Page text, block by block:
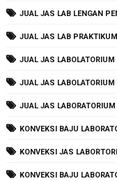
JUAL JAS LAB LENGAN
JUAL JAS LAB PRAKTIKUM
JUAL JAS LABOLATORIUM
JUAL JAS LABOLATORIUM
JUAL JAS LABORATORIUM
KONVEKSI BAJU
KONVEKSI JAS
KONVEKSI BAJU